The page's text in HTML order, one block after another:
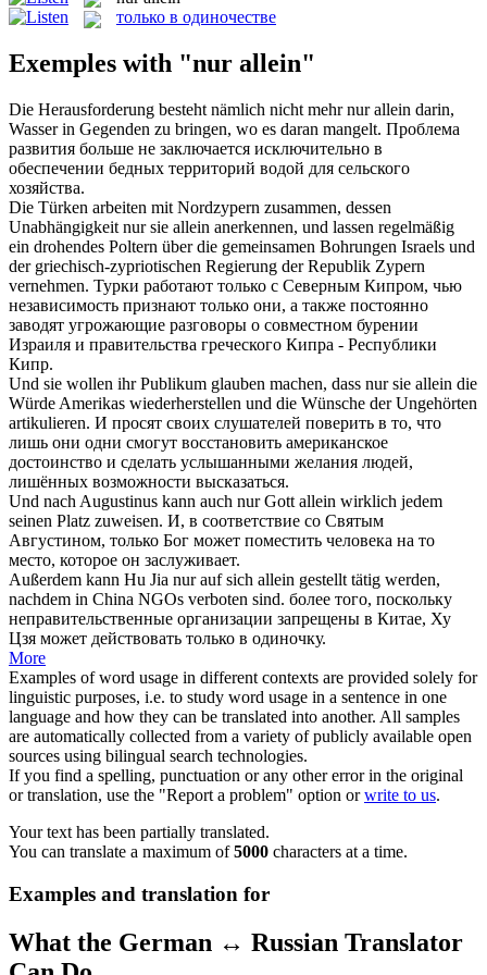
только в одиночестве
Exemples with "nur allein"
Die Herausforderung besteht nämlich nicht mehrnur allein darin,
Wasser in Gegenden zu bringen, wo es daran mangelt. Проблема
развития больше не заключается исключительно в
обеспечении бедных территорий водой для сельского
хозяйства.
Die Türken arbeiten mit Nordzypern zusammen, dessen
Unabhängigkeit nursie allein anerkennen, und lassen regelmäßig
ein drohendes Poltern über die gemeinsamen Bohrungen Israels und
der griechisch-zypriotischen Regierung der Republik Zypern
vernehmen. Турки работают только с Северным Кипром, чью
независимость признают только они, а также постоянно
заводят угрожающие разговоры о совместном бурении
Израиля и правительства греческого Кипра - Республики
Кипр.
Und sie wollen ihr Publikum glauben machen, dass nursie allein die
Würde Amerikas wiederherstellen und die Wünsche der Ungehörten
artikulieren. И просят своих слушателей поверить в то, что
лишь они одни смогут восстановить американское
достоинство и сделать услышанными желания людей,
лишённых возможности высказаться.
Und nach Augustinus kann auch nurGott allein wirklich jedem
seinen Platz zuweisen. И, в соответствие со Святым
Августином, только Бог может поместить человека на то
место, которое он заслуживает.
Außerdem kann Hu Jia nurauf sich allein gestellt tätig werden,
nachdem in China NGOs verboten sind. более того, поскольку
неправительственные организации запрещены в Китае, Ху
Цзя может действовать только в одиночку.
More
Examples of word usage in different contexts are provided solely for
linguistic purposes, i.e. to study word usage in a sentence in one
language and how they can be translated into another. All samples
are automatically collected from a variety of publicly available open
sources using bilingual search technologies.
If you find a spelling, punctuation or any other error in the original
or translation, use the "Report a problem" option orwrite to us.
Your text has been partially translated.
You can translate a maximum of5000 characters at a time.
Examples and translation for
What the German ↔ Russian Translator